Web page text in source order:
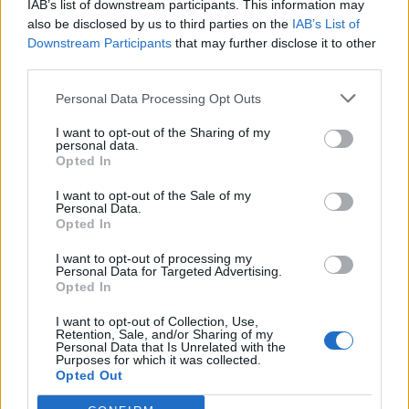
IAB’s list of downstream participants. This information may
also be disclosed by us to third parties on the IAB’s List of
Downstream Participants that may further disclose it to other
Personal Data Processing Opt Outs
I want to opt-out of the Sharing of my
personal data.
Opted In
I want to opt-out of the Sale of my
Personal Data.
Opted In
I want to opt-out of processing my
Personal Data for Targeted Advertising.
Opted In
I want to opt-out of Collection, Use,
Retention, Sale, and/or Sharing of my
Personal Data that Is Unrelated with the
Purposes for which it was collected.
Opted Out
jovens ao mundo do trabalho
Colheita de sangue regressa ao
Hospital Sousa Martins durante o mês
de agosto
DESTAQUES